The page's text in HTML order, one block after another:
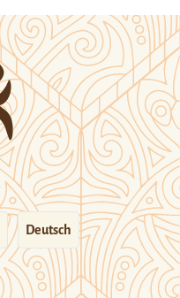
Deutsch